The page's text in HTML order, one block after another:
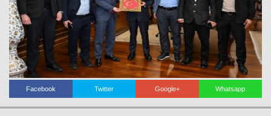
Facebook Twitter Google+ Whatsapp
VİDEO GALERİ
KÜNYE
İLETİŞİM